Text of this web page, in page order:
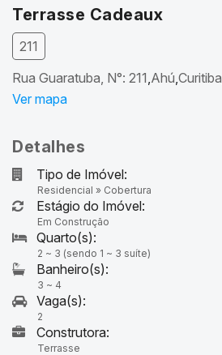
Terrasse Cadeaux
211
Rua Guaratuba, N°: 211 Ahú Curitiba
Detalhes
Tipo de Imóvel:
Residencial » Cobertura
Estágio do Imóvel:
Em Construção
2 ~ 3 (sendo 1 ~ 3 suíte)
3 ~ 4
2
Construtora:
Terrasse